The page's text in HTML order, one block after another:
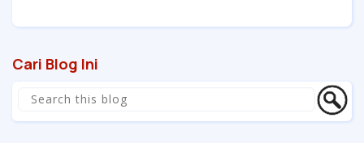
Cari Blog Ini